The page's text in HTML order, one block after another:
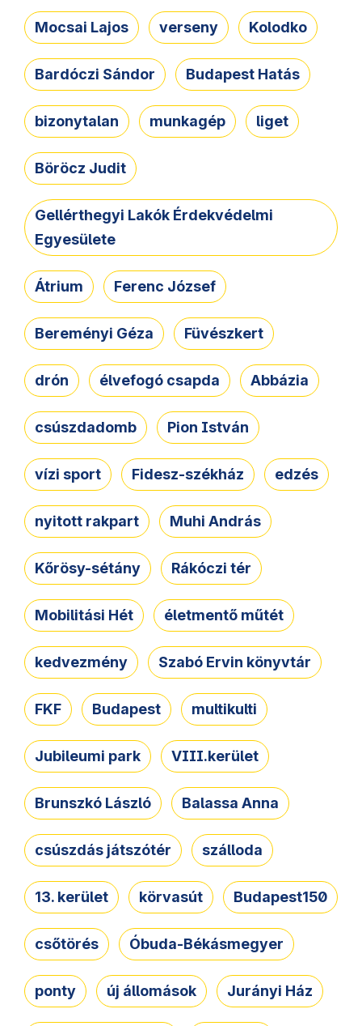
Mocsai Lajos verseny Kolodko
Bardóczi Sándor Budapest Hatás
bizonytalan munkagép liget
Böröcz Judit
Gellérthegyi Lakók Érdekvédelmi
Egyesülete
Átrium Ferenc József
Bereményi Géza Füvészkert
drón élvefogó csapda Abbázia
csúszdadomb Pion István
vízi sport Fidesz-székház edzés
nyitott rakpart Muhi András
Kőrösy-sétány Rákóczi tér
Mobilitási Hét életmentő műtét
kedvezmény Szabó Ervin könyvtár
FKF Budapest multikulti
Jubileumi park VIII.kerület
Brunszkó László Balassa Anna
csúszdás játszótér szálloda
13. kerület körvasút Budapest150
csőtörés Óbuda-Békásmegyer
ponty új állomások Jurányi Ház